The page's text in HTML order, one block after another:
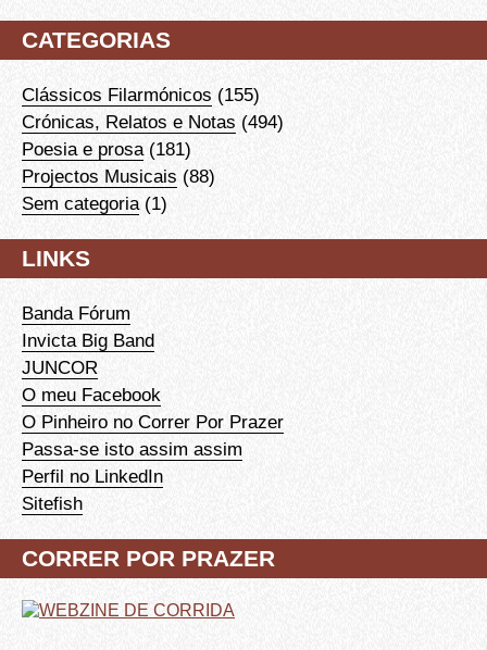
CATEGORIAS
Clássicos Filarmónicos (155)
Crónicas, Relatos e Notas (494)
Poesia e prosa (181)
Projectos Musicais (88)
Sem categoria (1)
LINKS
Banda Fórum
Invicta Big Band
JUNCOR
O meu Facebook
O Pinheiro no Correr Por Prazer
Passa-se isto assim assim
Perfil no LinkedIn
Sitefish
CORRER POR PRAZER